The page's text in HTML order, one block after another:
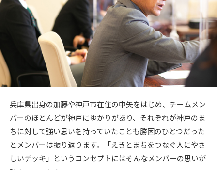
兵庫県出身の加藤や神戸市在住の中矢をはじめ、チームメン
バーのほとんどが神戸にゆかりがあり、それぞれが神戸のま
ちに対して強い思いを持っていたことも勝因のひとつだった
とメンバーは振り返ります。「えきとまちをつなぐ人にやさ
しいデッキ」というコンセプトにはそんなメンバーの思いが